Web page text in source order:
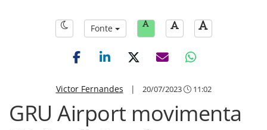
Fonte
Victor Fernandes | 20/07/2023 11:02
GRU Airport movimenta